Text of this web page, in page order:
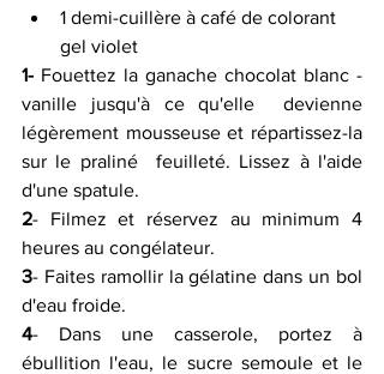
1 demi-cuillère à café de colorant
gel violet
1- Fouettez la ganache chocolat blanc -
vanille jusqu'à ce qu'elle  devienne
légèrement mousseuse et répartissez-la
sur le praliné  feuilleté. Lissez à l'aide
d'une spatule.
2- Filmez et réservez au minimum 4
heures au congélateur.
3- Faites ramollir la gélatine dans un bol
d'eau froide.
4- Dans une casserole, portez à
ébullition l'eau, le sucre semoule et le